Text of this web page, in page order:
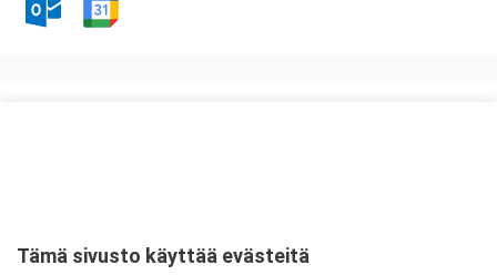
Tarkempi kartta ja ajo-ohjeet
Tämä sivusto käyttää evästeitä